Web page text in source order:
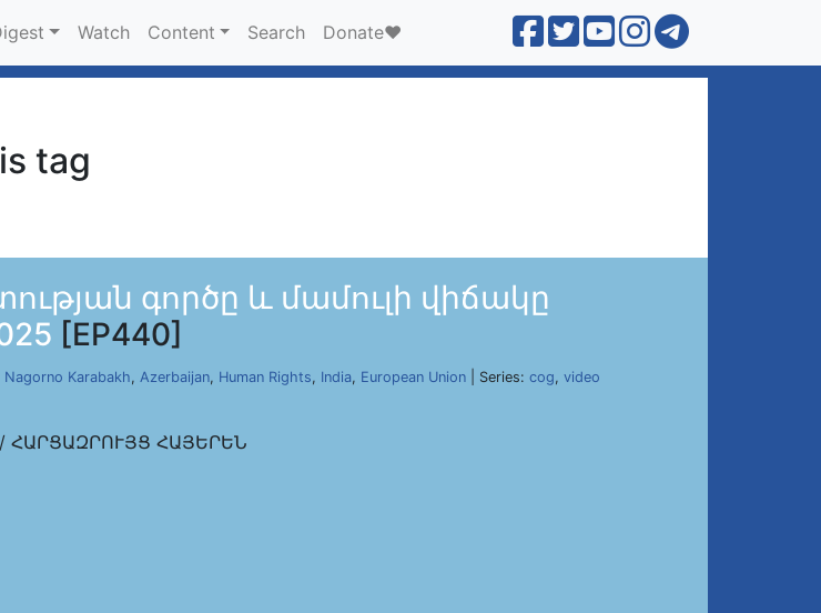
Watch Content Search Donate❤️
tag
գործը և մամուլի վիճակը
[EP440]
Nagorno Karabakh, Azerbaijan, Human Rights, India, European Union | Series: cog, video
/ ՀԱՐՑԱԶՐՈՒՅՑ ՀԱՅԵՐԵՆ